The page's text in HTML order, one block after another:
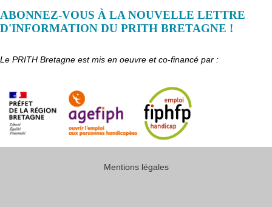
ABONNEZ-VOUS À LA NOUVELLE LETTRE
D'INFORMATION DU PRITH BRETAGNE !
Le PRITH Bretagne est mis en oeuvre et co-financé par :
Mentions légales